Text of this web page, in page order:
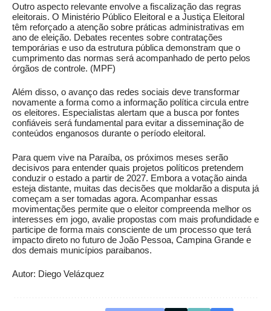
Outro aspecto relevante envolve a fiscalização das regras
eleitorais. O Ministério Público Eleitoral e a Justiça Eleitoral
têm reforçado a atenção sobre práticas administrativas em
ano de eleição. Debates recentes sobre contratações
temporárias e uso da estrutura pública demonstram que o
cumprimento das normas será acompanhado de perto pelos
órgãos de controle. (MPF)
Além disso, o avanço das redes sociais deve transformar
novamente a forma como a informação política circula entre
os eleitores. Especialistas alertam que a busca por fontes
confiáveis será fundamental para evitar a disseminação de
conteúdos enganosos durante o período eleitoral.
Para quem vive na Paraíba, os próximos meses serão
decisivos para entender quais projetos políticos pretendem
conduzir o estado a partir de 2027. Embora a votação ainda
esteja distante, muitas das decisões que moldarão a disputa já
começam a ser tomadas agora. Acompanhar essas
movimentações permite que o eleitor compreenda melhor os
interesses em jogo, avalie propostas com mais profundidade e
participe de forma mais consciente de um processo que terá
impacto direto no futuro de João Pessoa, Campina Grande e
dos demais municípios paraibanos.
Autor: Diego Velázquez